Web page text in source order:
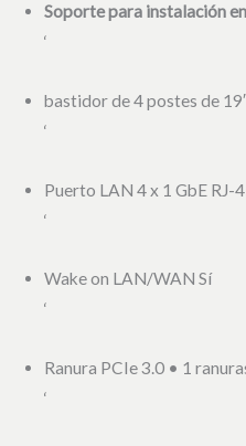
Soporte para instalación
‘
bastidor de 4 postes de 19′
‘
Puerto LAN 4 x 1 GbE RJ-
‘
Wake on LAN/WAN Sí
‘
Ranura PCIe 3.0 • 1
‘